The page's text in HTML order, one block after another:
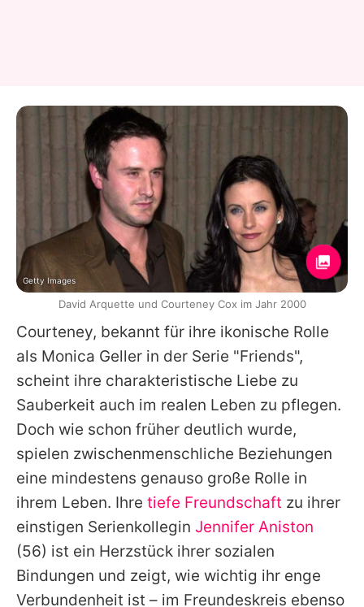
Courteney, bekannt für ihre ikonische Rolle
als Monica Geller in der Serie "Friends",
scheint ihre charakteristische Liebe zu
Sauberkeit auch im realen Leben zu pflegen.
Doch wie schon früher deutlich wurde,
spielen zwischenmenschliche Beziehungen
eine mindestens genauso große Rolle in
ihrem Leben. Ihre tiefe Freundschaft zu ihrer
einstigen Serienkollegin Jennifer Aniston
(56) ist ein Herzstück ihrer sozialen
Bindungen und zeigt, wie wichtig ihr enge
Verbundenheit ist – im Freundeskreis ebenso
Getty Images
David Arquette und Courteney Cox im Jahr 2000